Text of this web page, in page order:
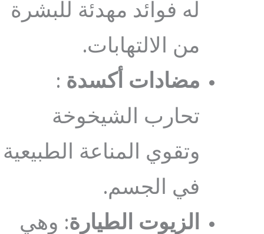
له فوائد مهدئة للبشرة
من الالتهابات.
مضادات أكسدة :
تحارب الشيخوخة
وتقوي المناعة الطبيعية
في الجسم.
الزيوت الطيارة: وهي